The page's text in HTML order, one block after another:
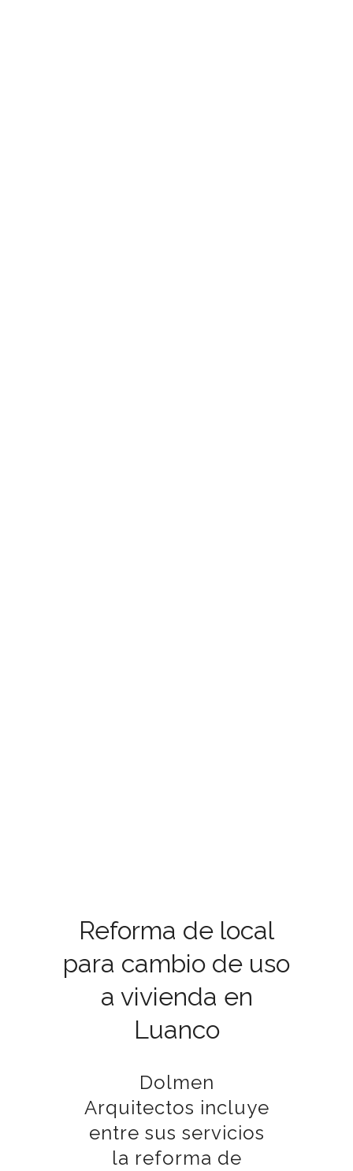
Reforma de local
para cambio de uso
a vivienda en
Luanco
Dolmen
Arquitectos incluye
entre sus servicios
la reforma de